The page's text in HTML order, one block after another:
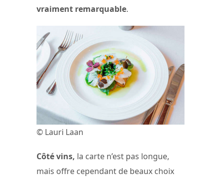
vraiment remarquable.
© Lauri Laan
Côté vins, la carte n’est pas longue,
mais offre cependant de beaux choix